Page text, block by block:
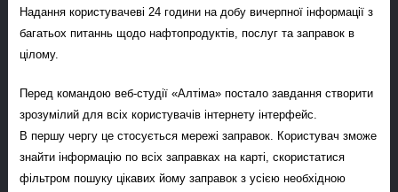
Надання користувачеві 24 години на добу вичерпної інформації з
багатьох питаннь щодо нафтопродуктів, послуг та заправок в
цілому.
Перед командою веб-студії «Алтіма» постало завдання створити
зрозумілий для всіх користувачів інтернету інтерфейс.
В першу чергу це стосується мережі заправок. Користувач зможе
знайти інформацію по всіх заправках на карті, скористатися
фільтром пошуку цікавих йому заправок з усією необхідною